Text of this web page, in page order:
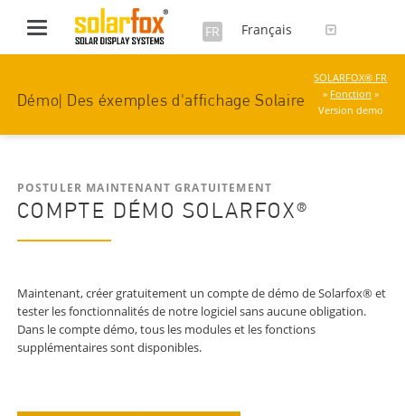
FR Français
Démo| Des éxemples d'affichage Solaire
SOLARFOX® FR
» Fonction »
Version demo
POSTULER MAINTENANT GRATUITEMENT
COMPTE DÉMO SOLARFOX®
Maintenant, créer gratuitement un compte de démo de Solarfox® et
tester les fonctionnalités de notre logiciel sans aucune obligation.
Dans le compte démo, tous les modules et les fonctions
supplémentaires sont disponibles.